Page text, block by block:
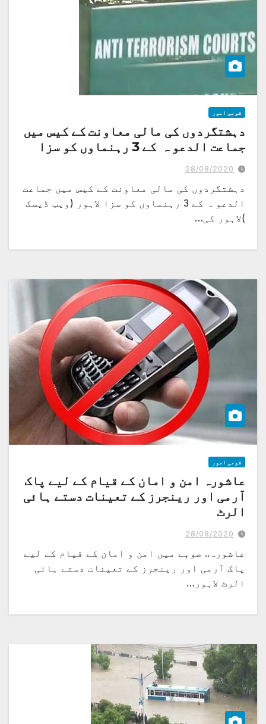
قومی امور
دہشتگردوں کی مالی معاونت کے کیس میں
جماعت الدعو ہ کے 3 رہنماوں کو سزا
28/08/2020
دہشتگردوں کی مالی معاونت کے کیس میں جماعت
الدعو ہ کے 3 رہنماوں کو سزا لاہور (ویب ڈیسک
)لاہور کی…
قومی امور
عاشورہ امن و امان کے قیام کے لیے پاک
آرمی اور رینجرز کے تعینات دستے ہائی
الرٹ
28/08/2020
عاشورہ.. صوبے میں امن و امان کے قیام کے لیے
پاک آرمی اور رینجرز کے تعینات دستے ہائی
الرٹ لاہور…